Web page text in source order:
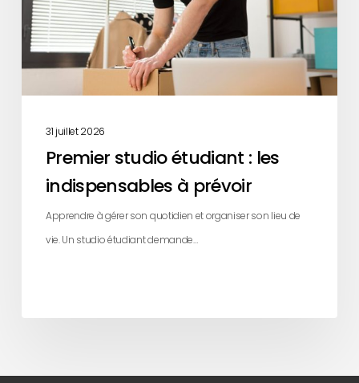
indispensables
à
31 juillet 2026
Premier studio étudiant : les
indispensables à prévoir
Apprendre à gérer son quotidien et organiser son lieu de
vie. Un studio étudiant demande…